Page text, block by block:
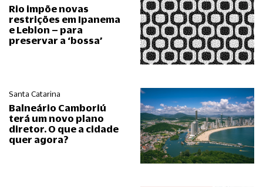
Rio impõe novas
restrições em Ipanema
e Leblon – para
preservar a ‘bossa’
Santa Catarina
Balneário Camboriú
terá um novo plano
diretor. O que a cidade
quer agora?